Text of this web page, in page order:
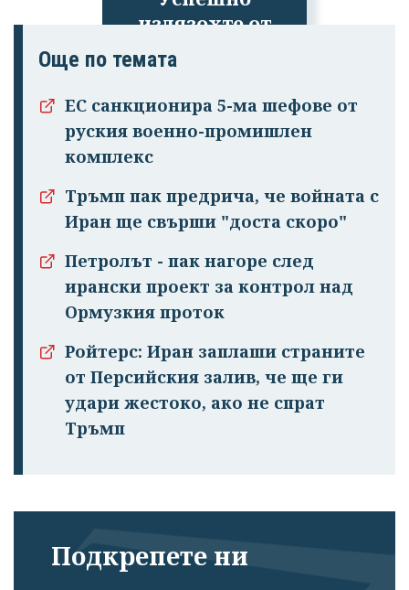
излязохте от
профила си!
Още по темата
ЕС санкционира 5-ма шефове от
руския военно-промишлен
комплекс
Тръмп пак предрича, че войната с
Иран ще свърши "доста скоро"
Петролът - пак нагоре след
ирански проект за контрол над
Ормузкия проток
Ройтерс: Иран заплаши страните
от Персийския залив, че ще ги
удари жестоко, ако не спрат
Тръмп
Подкрепете ни